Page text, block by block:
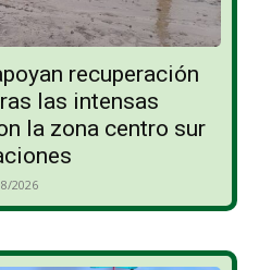
recuperación
las intensas
la zona centro sur
2026